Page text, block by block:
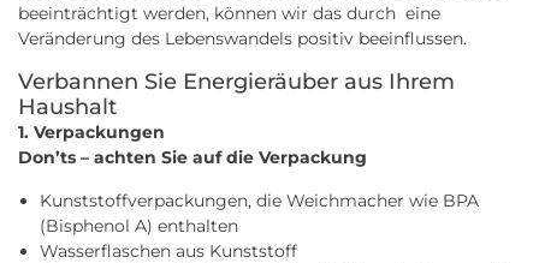
beeinträchtigt werden, können wir das durch eine
Veränderung des Lebenswandels positiv beeinflussen.
Verbannen Sie Energieräuber aus Ihrem
Haushalt
1. Verpackungen
Don’ts – achten Sie auf die Verpackung
Kunststoffverpackungen, die Weichmacher wie BPA
(Bisphenol A) enthalten
Wasserflaschen aus Kunststoff